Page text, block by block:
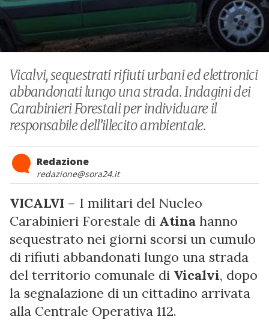
Vicalvi, sequestrati rifiuti urbani ed elettronici
abbandonati lungo una strada. Indagini dei
Carabinieri Forestali per individuare il
responsabile dell’illecito ambientale.
Redazione
redazione@sora24.it
VICALVI – I militari del Nucleo
Carabinieri Forestale di Atina hanno
sequestrato nei giorni scorsi un cumulo
di rifiuti abbandonati lungo una strada
del territorio comunale di Vicalvi, dopo
la segnalazione di un cittadino arrivata
alla Centrale Operativa 112.